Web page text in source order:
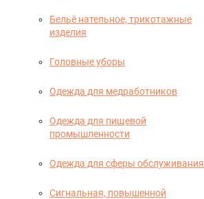
Бельё нательное, трикотажные
изделия
Головные уборы
Одежда для медработников
Одежда для пищевой
промышленности
Одежда для сферы обслуживания
Сигнальная, повышенной